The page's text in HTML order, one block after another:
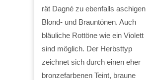
rät Dagné zu ebenfalls aschigen
Blond- und Brauntönen. Auch
bläuliche Rottöne wie ein Violett
sind möglich. Der Herbsttyp
zeichnet sich durch einen eher
bronzefarbenen Teint, braune